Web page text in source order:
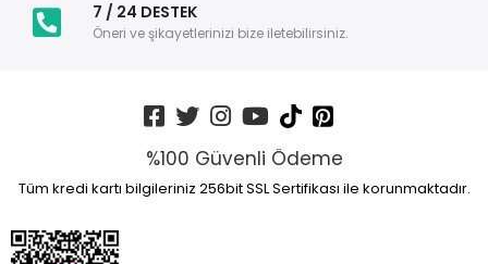
7 / 24 DESTEK
Öneri ve şikayetlerinizi bize iletebilirsiniz.
%100 Güvenli Ödeme
Tüm kredi kartı bilgileriniz 256bit SSL Sertifikası ile korunmaktadır.